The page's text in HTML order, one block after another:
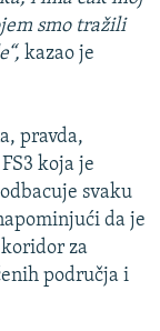
smo tražili
kazao je
pravda,
koja je
svaku
da je
za
područja i